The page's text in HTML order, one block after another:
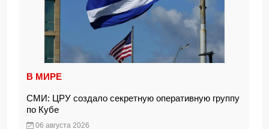
В МИРЕ
СМИ: ЦРУ создало секретную оперативную группу
по Кубе
06 августа 2026